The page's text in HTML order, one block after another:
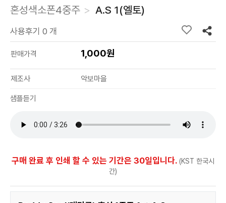
혼성색소폰4중주 A.S 1(엘토)
사용후기 0 개
판매가격 1,000원
제조사 악보마을
샘플듣기
구매 완료 후 인쇄 할 수 있는 기간은 30일입니다. (KST 한국시
간)